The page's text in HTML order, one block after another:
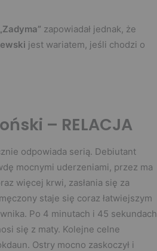
„Zadyma” zapowiadał jednak, że
jest wariatem, jeśli chodzi o
– RELACJA
odpowiada serią. Debiutant
mocnymi uderzeniami, przez ma
więcej krwi, zasłania się za
staje się coraz łatwiejszym
Po 4 minutach i 45 sekundach
się z maty. Kolejne celne
Ostry mocno zaskoczył i